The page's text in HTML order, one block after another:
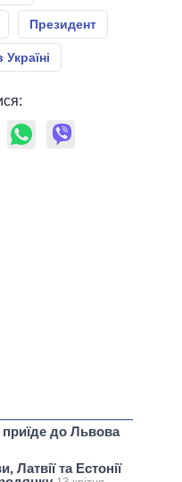
Президент
Україні
до Львова
та Естонії